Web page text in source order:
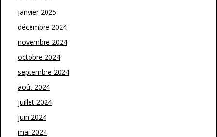
janvier 2025
décembre 2024
novembre 2024
octobre 2024
septembre 2024
août 2024
juillet 2024
juin 2024
mai 2024